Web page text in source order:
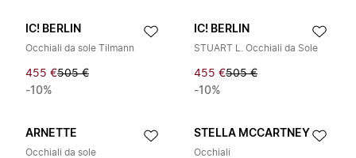
IC! BERLIN
Occhiali da sole Tilmann
455 €505 €
-10%
IC! BERLIN
STUART L. Occhiali da Sole
455 €505 €
-10%
ARNETTE
Occhiali da sole
STELLA MCCARTNEY
Occhiali